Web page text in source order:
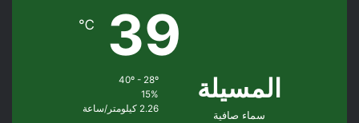
المسيلة
سماء صافية
39
℃
40º - 28º
15%
2.26 كيلومتر/ساعة